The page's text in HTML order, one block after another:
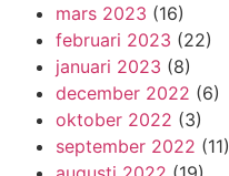
mars 2023 (16)
februari 2023 (22)
januari 2023 (8)
december 2022 (6)
oktober 2022 (3)
september 2022 (11)